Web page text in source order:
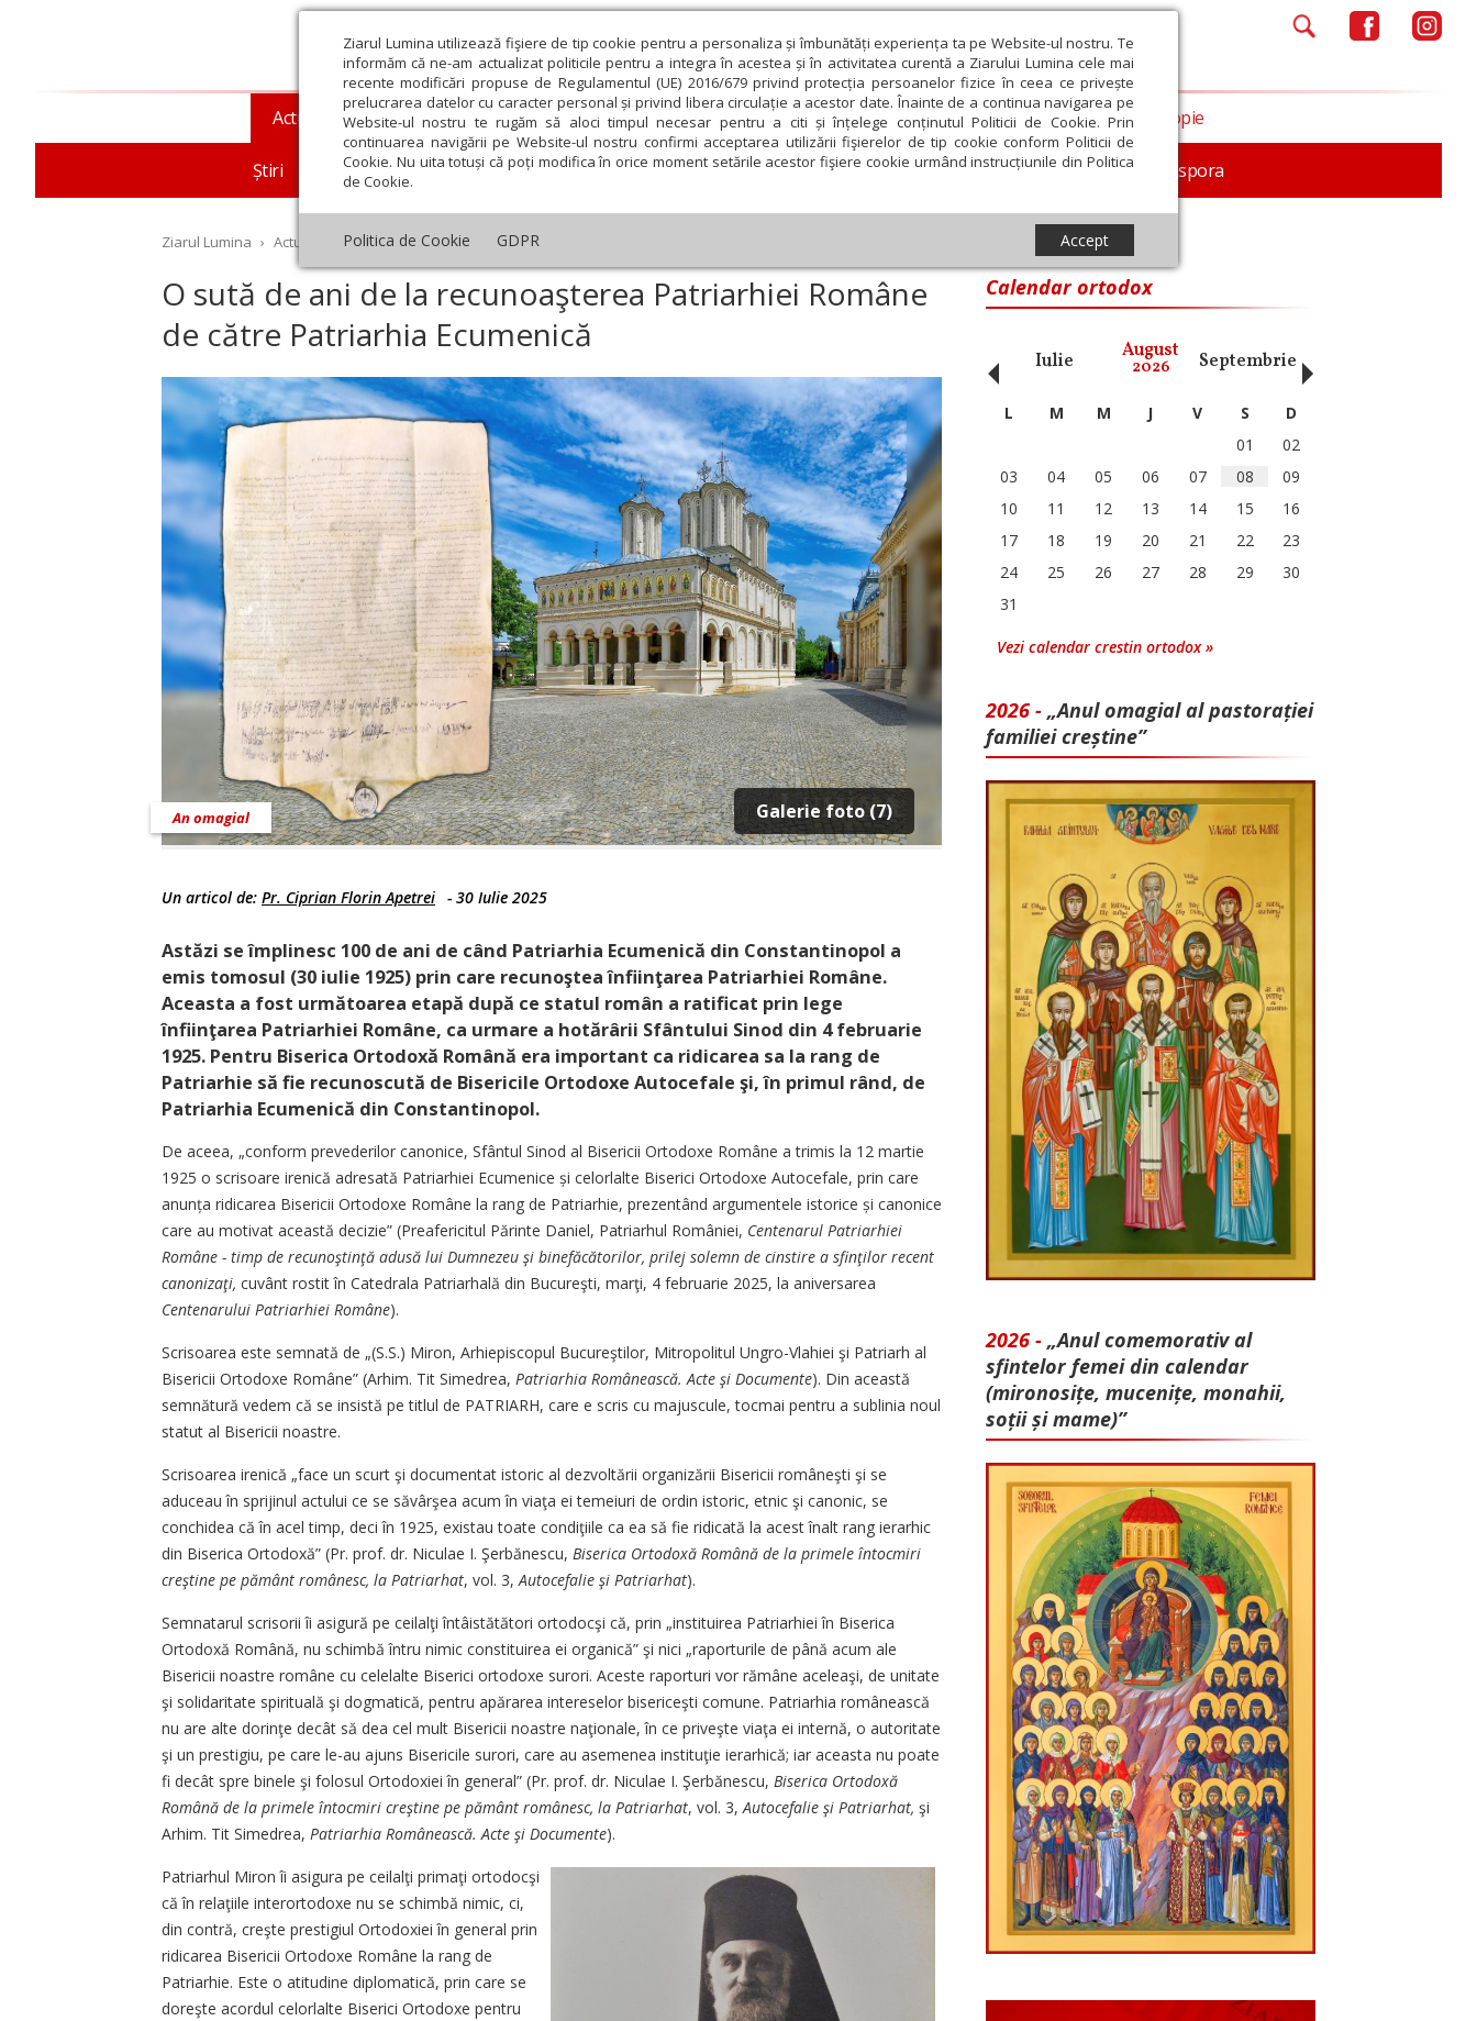
Ziarul Lumina utilizează fişiere de tip cookie pentru a personaliza și îmbunătăți experiența ta pe Website-ul nostru. Te
informăm că ne-am actualizat politicile pentru a integra în acestea și în activitatea curentă a Ziarului Lumina cele mai
recente modificări propuse de Regulamentul (UE) 2016/679 privind protecția persoanelor fizice în ceea ce privește
prelucrarea datelor cu caracter personal și privind libera circulație a acestor date. Înainte de a continua navigarea pe
Website-ul nostru te rugăm să aloci timpul necesar pentru a citi și înțelege conținutul Politicii de Cookie. Prin
continuarea navigării pe Website-ul nostru confirmi acceptarea utilizării fişierelor de tip cookie conform Politicii de
Cookie. Nu uita totuși că poți modifica în orice moment setările acestor fişiere cookie urmând instrucțiunile din Politica
de Cookie.
Politica de Cookie GDPR Accept
Actualitate religioasă
Știri Mesaje și cuvântări An omagial Comunicate de presă Documentar In memoriam Diaspora
Teologie și spiritualitate Educaţie și Cultură Societate Opinii Filantropie
Ziarul Lumina › Actualitate religioasă › An omagial › O sută de ani de la recunoaşterea Patriarhiei Române de către Patriarhia Ecumenică
O sută de ani de la recunoaşterea Patriarhiei Române
de către Patriarhia Ecumenică
Galerie foto (7)
An omagial
Un articol de: Pr. Ciprian Florin Apetrei - 30 Iulie 2025
Astăzi se împlinesc 100 de ani de când Patriarhia Ecumenică din Constantinopol a
emis tomosul (30 iulie 1925) prin care recunoştea înfiinţarea Patriarhiei Române.
Aceasta a fost următoarea etapă după ce statul român a ratificat prin lege
înfiinţarea Patriarhiei Române, ca urmare a hotărârii Sfântului Sinod din 4 februarie
1925. Pentru Biserica Ortodoxă Română era important ca ridicarea sa la rang de
Patriarhie să fie recunoscută de Bisericile Ortodoxe Autocefale şi, în primul rând, de
Patriarhia Ecumenică din Constantinopol.
De aceea, „conform prevederilor canonice, Sfântul Sinod al Bisericii Ortodoxe Române a trimis la 12 martie
1925 o scrisoare irenică adresată Patriarhiei Ecumenice și celorlalte Biserici Ortodoxe Autocefale, prin care
anunța ridicarea Bisericii Ortodoxe Române la rang de Patriarhie, prezentând argumentele istorice și canonice
care au motivat această decizie” (Preafericitul Părinte Daniel, Patriarhul României, Centenarul Patriarhiei
Române - timp de recunoştinţă adusă lui Dumnezeu şi binefăcătorilor, prilej solemn de cinstire a sfinţilor recent
canonizaţi, cuvânt rostit în Catedrala Patriarhală din Bucureşti, marţi, 4 februarie 2025, la aniversarea
Centenarului Patriarhiei Române).
Scrisoarea este semnată de „(S.S.) Miron, Arhiepiscopul Bucureştilor, Mitropolitul Ungro-Vlahiei şi Patriarh al
Bisericii ­Ortodoxe Române” (Arhim. Tit Simedrea, Patriarhia Românească. Acte şi Documente). Din această
semnătură vedem că se insistă pe titlul de PATRIARH, care e scris cu majuscule, tocmai pentru a sublinia noul
statut al Bisericii noastre.
Scrisoarea irenică „face un scurt şi documentat istoric al dezvoltării organizării Bisericii româneşti şi se
aduceau în sprijinul actului ce se săvârşea acum în viaţa ei temeiuri de ordin istoric, etnic şi canonic, se
conchidea că în acel timp, deci în 1925, existau toate condiţiile ca ea să fie ridicată la acest înalt rang ierarhic
din Biserica Ortodoxă” (Pr. prof. dr. Niculae I. Şerbănescu, Biserica Ortodoxă Română de la primele întocmiri
creştine pe pământ românesc, la Patriarhat, vol. 3,Autocefalie şi Patriarhat).
Semnatarul scrisorii îi asigură pe ceilalţi întâistătători ortodocşi că, prin „instituirea Patriarhiei în Biserica
Ortodoxă Română, nu schimbă întru nimic constituirea ei organică” şi nici „raporturile de până acum ale
Bisericii noastre române cu celelalte Biserici ortodoxe surori. Aceste raporturi vor rămâne aceleaşi, de unitate
şi solidaritate spirituală şi dogmatică, pentru apărarea intereselor bisericeşti comune. Patriarhia românească
nu are alte dorinţe decât să dea cel mult Bisericii noastre naţionale, în ce priveşte viaţa ei internă, o autoritate
şi un prestigiu, pe care le-au ajuns Bisericile surori, care au asemenea instituţie ierarhică; iar aceasta nu poate
fi decât spre binele şi folosul Ortodoxiei în general” (Pr. prof. dr. Niculae I. Şerbănescu, Biserica Ortodoxă
Română de la primele întocmiri creştine pe pământ românesc, la Patriarhat, vol. 3,Auto­cefalie şi Patriarhat, şi
Arhim. Tit Simedrea, ­Patriarhia Românească. Acte şi Documente).
Patriarhul Miron îi asigura pe ceilalţi primaţi ortodocşi
că în relaţiile interortodoxe nu se schimbă nimic, ci,
din contră, creşte prestigiul Ortodoxiei în general prin
ridicarea Bisericii Ortodoxe Române la rang de
Patriarhie. Este o atitudine diplomatică, prin care se
doreşte acordul celorlalte Biserici Ortodoxe pentru
Calendar ortodox
Iulie August
2026 Septembrie Octombrie
‹ L M M J V S
D
01
02
03
04 05 06 07 08
09
10
11 12 13 14 15
16
17
18 19 20 21 22
23
24
25 26 27 28 29
30
31
Vezi calendar crestin ortodox »
2026 - „Anul omagial al pastorației
familiei creștine”
2026 - „Anul comemorativ al
sfintelor femei din calendar
(mironosițe, mu­cenițe, monahii,
soții și mame)”